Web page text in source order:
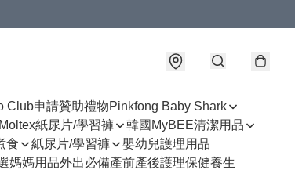
Club申請贊助禮物Pinkfong Baby Shark
紙尿片/學習褲
韓國MyBEE清潔用品
食 紙尿片/學習褲
嬰幼兒護理用品
媽媽用品外出必備產前產後護理保健養生